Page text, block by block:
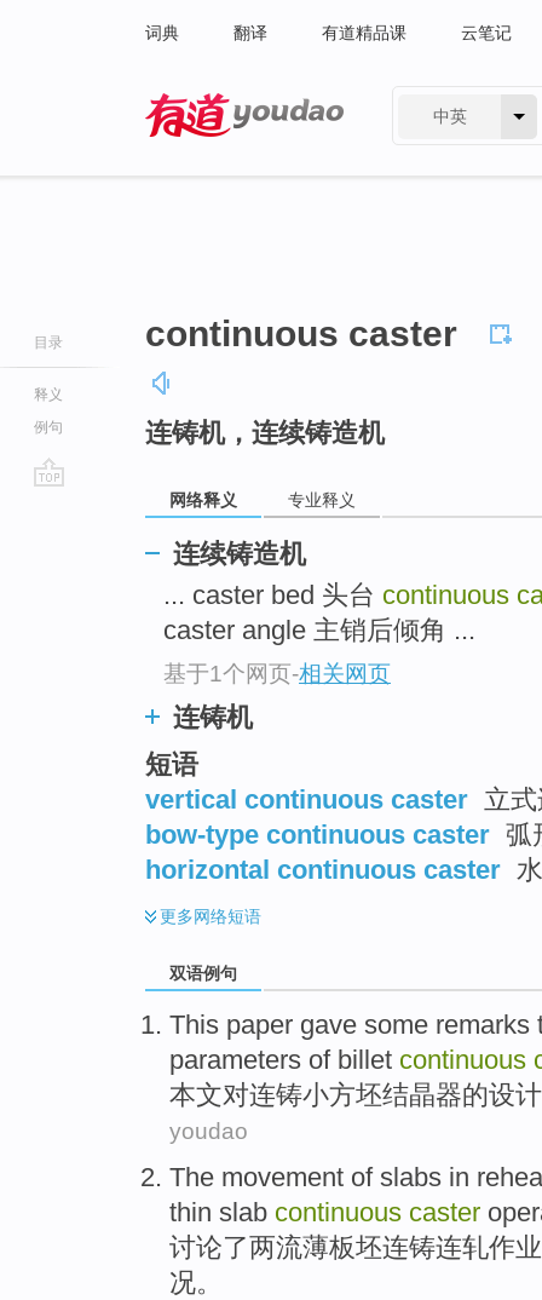
词典 翻译 有道精品课 云笔记
中英
目录
释义
例句
continuous caster
连铸机，连续铸造机
网络释义 专业释义
连续铸造机
... caster bed 头台 continuous
caster angle 主销后倾角 ...
基于1个网页-相关网页
连铸机
短语
vertical continuous caster 立
bow-type continuous caster 弧
horizontal continuous caster
更多网络短语
双语例句
This paper gave some remarks
parameters of billet continuous
本文对连铸小方坯结晶器的设计
youdao
The movement of slabs in
thin slab continuous caster
讨论了两流薄板坯连铸连轧作业
况。